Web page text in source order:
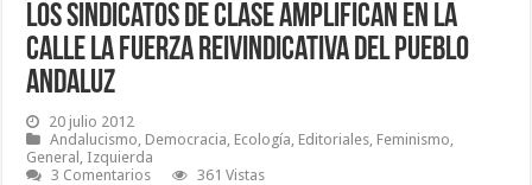
Los sindicatos de clase amplifican en la
calle la fuerza reivindicativa del pueblo
andaluz
20 julio 2012
Andalucismo, Democracia, Ecología, Editoriales, Feminismo,
General , Izquierda
3 Comentarios
361 Vistas